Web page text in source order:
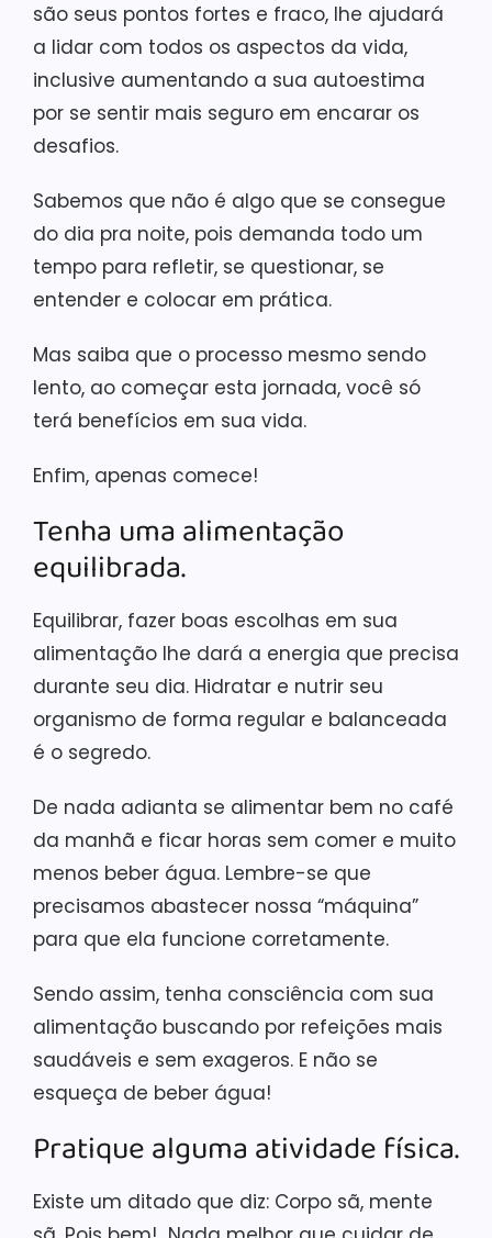
são seus pontos fortes e fraco, lhe ajudará
a lidar com todos os aspectos da vida,
inclusive aumentando a sua autoestima
por se sentir mais seguro em encarar os
desafios.
Sabemos que não é algo que se consegue
do dia pra noite, pois demanda todo um
tempo para refletir, se questionar, se
entender e colocar em prática.
Mas saiba que o processo mesmo sendo
lento, ao começar esta jornada, você só
terá benefícios em sua vida.
Enfim, apenas comece!
Tenha uma alimentação
equilibrada.
Equilibrar, fazer boas escolhas em sua
alimentação lhe dará a energia que precisa
durante seu dia. Hidratar e nutrir seu
organismo de forma regular e balanceada
é o segredo.
De nada adianta se alimentar bem no café
da manhã e ficar horas sem comer e muito
menos beber água. Lembre-se que
precisamos abastecer nossa “máquina”
para que ela funcione corretamente.
Sendo assim, tenha consciência com sua
alimentação buscando por refeições mais
saudáveis e sem exageros. E não se
esqueça de beber água!
Pratique alguma atividade física.
Existe um ditado que diz: Corpo sã, mente